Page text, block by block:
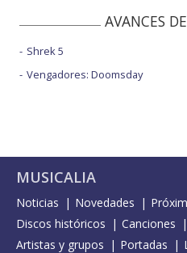
AVANCES
Shrek 5
Vengadores: Doomsday
MUSICALIA
Noticias Novedades
Discos históricos
Canciones
Artistas y grupos
Portadas